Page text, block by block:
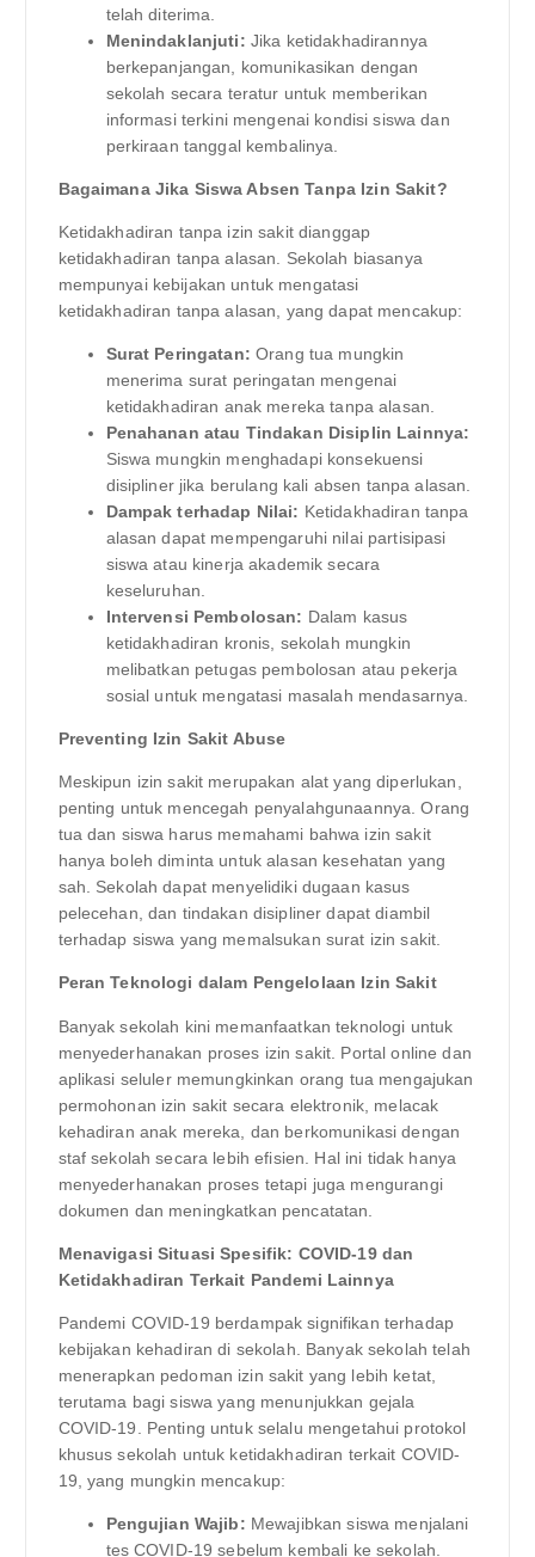
telah diterima.
Menindaklanjuti: Jika ketidakhadirannya
berkepanjangan, komunikasikan dengan
sekolah secara teratur untuk memberikan
informasi terkini mengenai kondisi siswa dan
perkiraan tanggal kembalinya.
Bagaimana Jika Siswa Absen Tanpa Izin Sakit?
Ketidakhadiran tanpa izin sakit dianggap
ketidakhadiran tanpa alasan. Sekolah biasanya
mempunyai kebijakan untuk mengatasi
ketidakhadiran tanpa alasan, yang dapat mencakup:
Surat Peringatan: Orang tua mungkin
menerima surat peringatan mengenai
ketidakhadiran anak mereka tanpa alasan.
Penahanan atau Tindakan Disiplin Lainnya:
Siswa mungkin menghadapi konsekuensi
disipliner jika berulang kali absen tanpa alasan.
Dampak terhadap Nilai: Ketidakhadiran tanpa
alasan dapat mempengaruhi nilai partisipasi
siswa atau kinerja akademik secara
keseluruhan.
Intervensi Pembolosan: Dalam kasus
ketidakhadiran kronis, sekolah mungkin
melibatkan petugas pembolosan atau pekerja
sosial untuk mengatasi masalah mendasarnya.
Preventing Izin Sakit Abuse
Meskipun izin sakit merupakan alat yang diperlukan,
penting untuk mencegah penyalahgunaannya. Orang
tua dan siswa harus memahami bahwa izin sakit
hanya boleh diminta untuk alasan kesehatan yang
sah. Sekolah dapat menyelidiki dugaan kasus
pelecehan, dan tindakan disipliner dapat diambil
terhadap siswa yang memalsukan surat izin sakit.
Peran Teknologi dalam Pengelolaan Izin Sakit
Banyak sekolah kini memanfaatkan teknologi untuk
menyederhanakan proses izin sakit. Portal online dan
aplikasi seluler memungkinkan orang tua mengajukan
permohonan izin sakit secara elektronik, melacak
kehadiran anak mereka, dan berkomunikasi dengan
staf sekolah secara lebih efisien. Hal ini tidak hanya
menyederhanakan proses tetapi juga mengurangi
dokumen dan meningkatkan pencatatan.
Menavigasi Situasi Spesifik: COVID-19 dan
Ketidakhadiran Terkait Pandemi Lainnya
Pandemi COVID-19 berdampak signifikan terhadap
kebijakan kehadiran di sekolah. Banyak sekolah telah
menerapkan pedoman izin sakit yang lebih ketat,
terutama bagi siswa yang menunjukkan gejala
COVID-19. Penting untuk selalu mengetahui protokol
khusus sekolah untuk ketidakhadiran terkait COVID-
19, yang mungkin mencakup:
Pengujian Wajib: Mewajibkan siswa menjalani
tes COVID-19 sebelum kembali ke sekolah.